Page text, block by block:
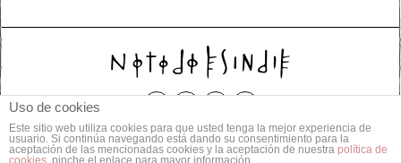
© 2014 Todos los derechos reservados.
Uso de cookies
Este sitio web utiliza cookies para que usted tenga la mejor experiencia de
usuario. Si continúa navegando está dando su consentimiento para la
aceptación de las mencionadas cookies y la aceptación de nuestra política de
cookies , pinche el enlace para mayor información.